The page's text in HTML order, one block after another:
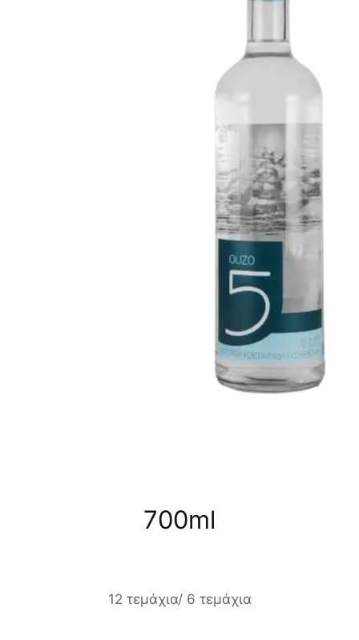
700ml
12 τεμάχια/ 6 τεμάχια